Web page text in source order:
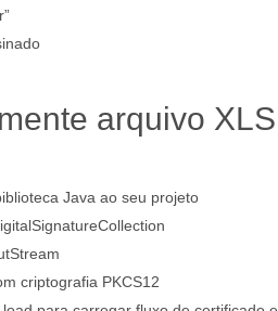
arquivo XLS
Java ao seu projeto
criptografia PKCS12